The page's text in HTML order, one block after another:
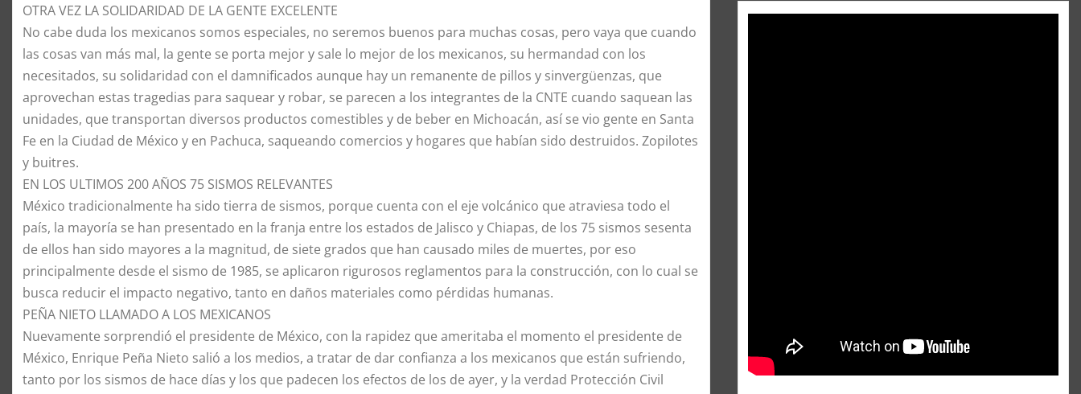
​OTRA VEZ LA SOLIDARIDAD DE LA GENTE EXCELENTE
​No cabe duda los mexicanos somos especiales, no seremos buenos para muchas cosas, pero vaya que cuando
las cosas van más mal, la gente se porta mejor y sale lo mejor de los mexicanos, su hermandad con los
necesitados, su solidaridad con el damnificados aunque hay un remanente de pillos y sinvergüenzas, que
aprovechan estas tragedias para saquear y robar, se parecen a los integrantes de la CNTE cuando saquean las
unidades, que transportan diversos productos comestibles y de beber en Michoacán, así se vio gente en Santa
Fe en la Ciudad de México y en Pachuca, saqueando comercios y hogares que habían sido destruidos. Zopilotes
y buitres.
​EN LOS ULTIMOS 200 AÑOS 75 SISMOS RELEVANTES
​México tradicionalmente ha sido tierra de sismos, porque cuenta con el eje volcánico que atraviesa todo el
país, la mayoría se han presentado en la franja entre los estados de Jalisco y Chiapas, de los 75 sismos sesenta
de ellos han sido mayores a la magnitud, de siete grados que han causado miles de muertes, por eso
principalmente desde el sismo de 1985, se aplicaron rigurosos reglamentos para la construcción, con lo cual se
busca reducir el impacto negativo, tanto en daños materiales como pérdidas humanas.
​PEÑA NIETO LLAMADO A LOS MEXICANOS
​Nuevamente sorprendió el presidente de México, con la rapidez que ameritaba el momento el presidente de
México, Enrique Peña Nieto salió a los medios, a tratar de dar confianza a los mexicanos que están sufriendo,
tanto por los sismos de hace días y los que padecen los efectos de los de ayer, y la verdad Protección Civil